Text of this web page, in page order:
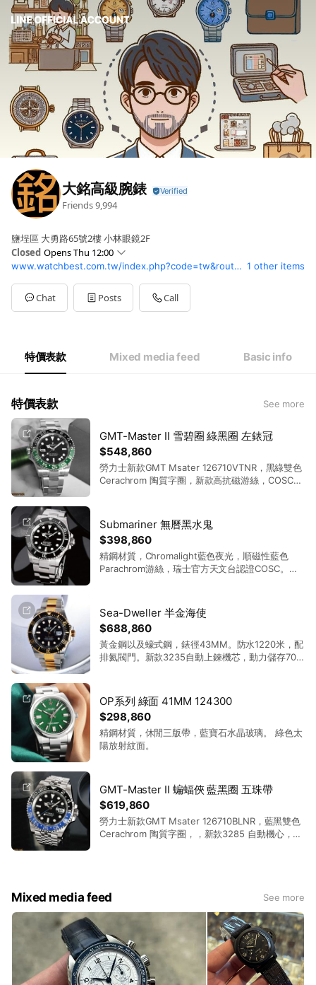
大銘高級腕錶
Friends9,994
鹽埕區 大勇路65號2樓 小林眼鏡2F
Closed Opens Thu 12:00
SunClosed
Mon12:00 - 20:00
Tue12:00 - 20:00
Wed12:00 - 20:00
12:00 - 20:00
營業時間週一~週六，下午12:00~20:00
www.watchbest.com.tw/index.php?code=tw&route=common/index 1 other items
Chat Posts Call
特價表款 Mixed media feed Basic info
特價表款 See more
$548,860
GMT-Master II 雪碧圈 綠黑圈 左錶冠
勞力士新款GMT Msater 126710VTNR，黑綠雙色
Cerachrom 陶質字圈，新款高抗磁游絲，COSC
錶帶，高雅出眾，符合您的需求並能展現品味。
$398,860
Submariner 無曆黑水鬼
精鋼材質，Chromalight藍色夜光，順磁性藍色
Parachrom游絲，瑞士官方天文台認證COSC。精
秒顯示。
$688,860
Sea-Dweller 半金海使
黃金鋼以及蠔式鋼，錶徑43MM。防水1220米，配
排氦閥門。新款3235自動上鍊機芯，動力儲存70
$298,860
OP系列 綠面 41MM 124300
精鋼材質，休閒三版帶，藍寶石水晶玻璃。 綠色太
陽放射紋面。
$619,860
GMT-Master II 蝙蝠俠 藍黑圈 五珠帶
勞力士新款GMT Msater 126710BLNR，藍黑雙色
Cerachrom 陶質字圈，，新款3285 自動機心，動
帶，高雅出眾，符合您的需求並能展現品味。
Mixed media feed See more